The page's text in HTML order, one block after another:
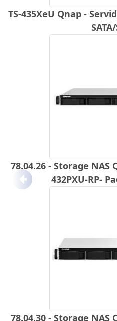
TS-435XeU Qnap -
78.04.26 - Storage NAS
432PXU-RP-
78.04.30 - Storage NAS
Anterior